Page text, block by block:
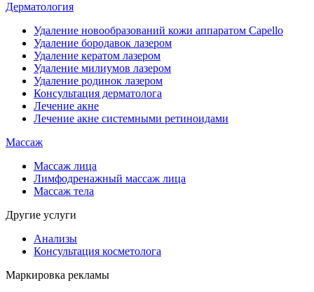
Дерматология
Удаление новообразований кожи аппаратом Capello
Удаление бородавок лазером
Удаление кератом лазером
Удаление милиумов лазером
Удаление родинок лазером
Консультация дерматолога
Лечение акне
Лечение акне системными ретиноидами
Массаж
Массаж лица
Лимфодренажный массаж лица
Массаж тела
Другие услуги
Анализы
Консультация косметолога
Маркировка рекламы